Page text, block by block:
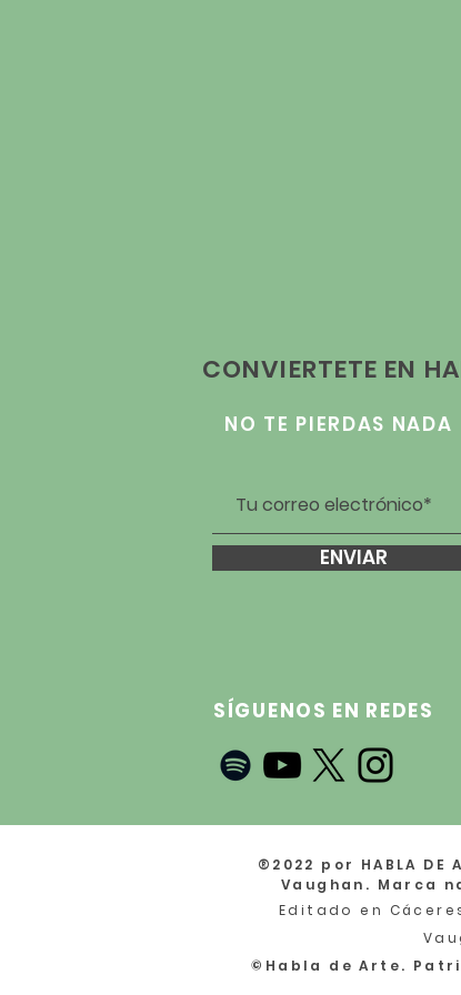
CONVIERTETE EN
NO TE PIERDAS NADA
ENVIAR
SÍGUENOS EN REDES
®2022 por HABLA
Vaughan. Marca
Editado en
©Habla de Arte.